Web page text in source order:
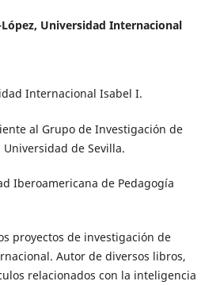
Universidad Internacional
Internacional Isabel I.
al Grupo de Investigación de
de Sevilla.
Iberoamericana de Pedagogía
proyectos de investigación de
Autor de diversos libros,
relacionados con la inteligencia